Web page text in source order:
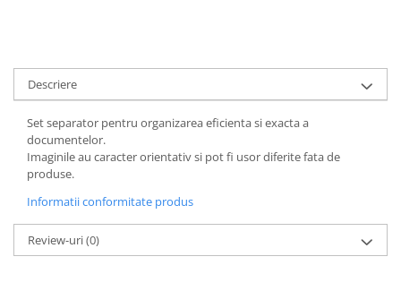
MARKERE WHITEBOARD
MARKERE CU VOPSEA
MARKERE PERMANENTE
MARKERE SPECIALE
TEXTMARKERE
CREIOANE MECANICE & REZERVE
INSTRUMENTE PENTRU
CORECTURA
Descriere
Set separator pentru organizarea eficienta si exacta a
documentelor.
Imaginile au caracter orientativ si pot fi usor diferite fata de
produse.
Informatii conformitate produs
Review-uri(0)